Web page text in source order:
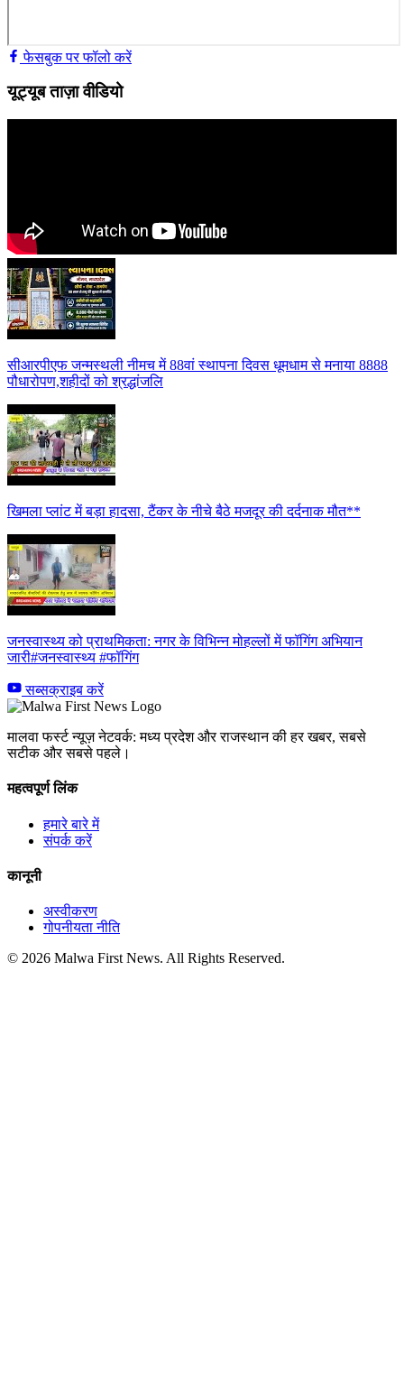
फेसबुक पर फॉलो करें
यूट्यूब ताज़ा वीडियो
सीआरपीएफ जन्मस्थली नीमच में 88वां स्थापना दिवस धूमधाम से मनाया 8888
पौधारोपण,शहीदों को श्रद्धांजलि
खिमला प्लांट में बड़ा हादसा, टैंकर के नीचे बैठे मजदूर की दर्दनाक मौत**
जनस्वास्थ्य को प्राथमिकता: नगर के विभिन्न मोहल्लों में फॉगिंग अभियान
जारी#जनस्वास्थ्य #फॉगिंग
सब्सक्राइब करें
मालवा फर्स्ट न्यूज़ नेटवर्क: मध्य प्रदेश और राजस्थान की हर खबर, सबसे
सटीक और सबसे पहले।
महत्वपूर्ण लिंक
हमारे बारे में
संपर्क करें
कानूनी
अस्वीकरण
गोपनीयता नीति
© 2026 Malwa First News. All Rights Reserved.